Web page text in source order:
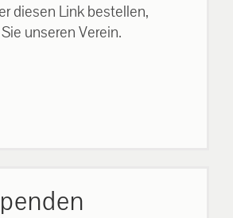
diesen Link bestellen,
unseren Verein.